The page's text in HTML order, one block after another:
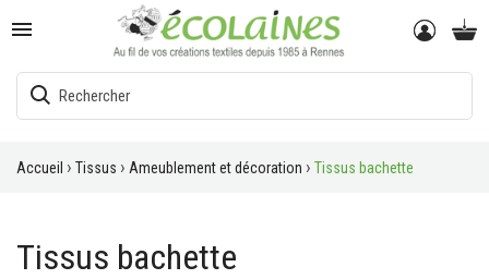

Accueil Tissus Ameublement et décoration Tissus bachette
Tissus bachette